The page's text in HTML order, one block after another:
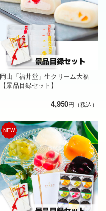
岡山「福井堂」生クリーム大福
【景品目録セット】
4,950円（税込）
NEW